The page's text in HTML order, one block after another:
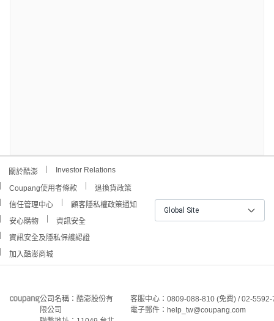
關於酷澎 Investor Relations
Coupang使用者條款
退換貨政策
信任管理中心
顧客隱私權政策通知
安心購物
資訊安全
資訊安全及隱私保護認證
加入酷澎商城
Global Site
公司名稱：酷澎股份有
限公司
客服中心：0809-088-810 (免費) / 02-
電子郵件： help_tw@coupang.com